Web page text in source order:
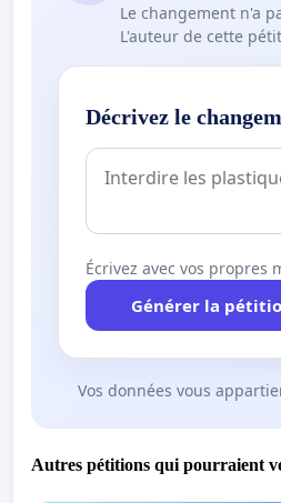
Le changement n'a
L'auteur de cette
Décrivez le
Écrivez avec vos propres
Générer la
Vos données vous
Autres pétitions qui pourraient